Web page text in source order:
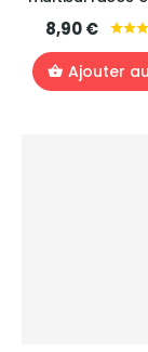
8,90 €
Ajouter